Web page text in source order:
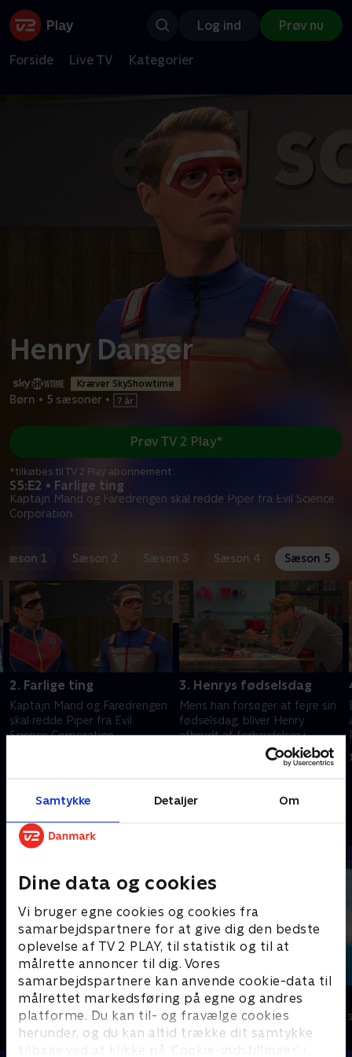
Samtykke Detaljer Om
Dine data og cookies
Vi bruger egne cookies og cookies fra
samarbejdspartnere for at give dig den bedste
oplevelse af TV 2 PLAY, til statistik og til at
målrette annoncer til dig. Vores
samarbejdspartnere kan anvende cookie-data til
målrettet markedsføring på egne og andres
platforme. Du kan til- og fravælge cookies
herunder, og du kan altid trække dit samtykke
tilbage ved at klikke på ’Cookie-indstillinger’ i
Log ind Prøv nu
Forside Live TV Kategorier
Henry Danger
Kræver SkyShowtime
Børn • 5 sæsoner •
S5:E2 • Farlige ting
Kaptajn Mand og Faredrengen skal redde Piper fra Evil Science
Corporation.
Prøv TV 2 Play*
*tilkøbes til TV 2 Play abonnement
Sæson 1 Sæson 2 Sæson 3 Sæson 4 Sæson 5
2. Farlige ting
Kaptajn Mand og Faredrengen
skal redde Piper fra Evil
Science Corporation.
3. Henrys fødselsdag
Mens han forsøger at fejre sin
fødselsdag, bliver Henry
afbrudt af forbrydelser i
Andre så også
Oiii-Gården
Børneserier • 3 sæsoner
Vicke Viking
Børneserier • 1